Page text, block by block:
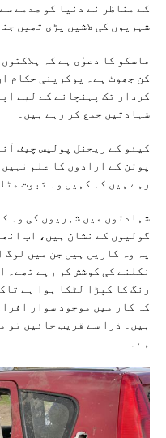
کے مناظر نے دنیا کو صدمے
شہریوں کی لاشیں پڑی تھیں
ماسکو کا دعوٰی ہے کہ
کن جھوٹ ہے۔ یوکرینی حکام
کردار تک پہنچانے کے لیے
شہادتیں جمع کر رہے ہیں۔
کیئو کے ریجنل پولیس چیف
پوتن کے ارادوں کا علم
رہے ہیں کہ کہیں وہ ثبوت
شہادتوں میں شہریوں کی وہ
گولیوں کے نشان ہیں، اب
یہ وہ کاریں ہیں جن میں
نکلنے کی کوشش کر رہے تھے۔
رنگ کا کپڑا لٹکا ہوا ہے
کہ کار میں موجود سوار
ہیں۔ ذرا سے قریب جائیں تو
ہے۔